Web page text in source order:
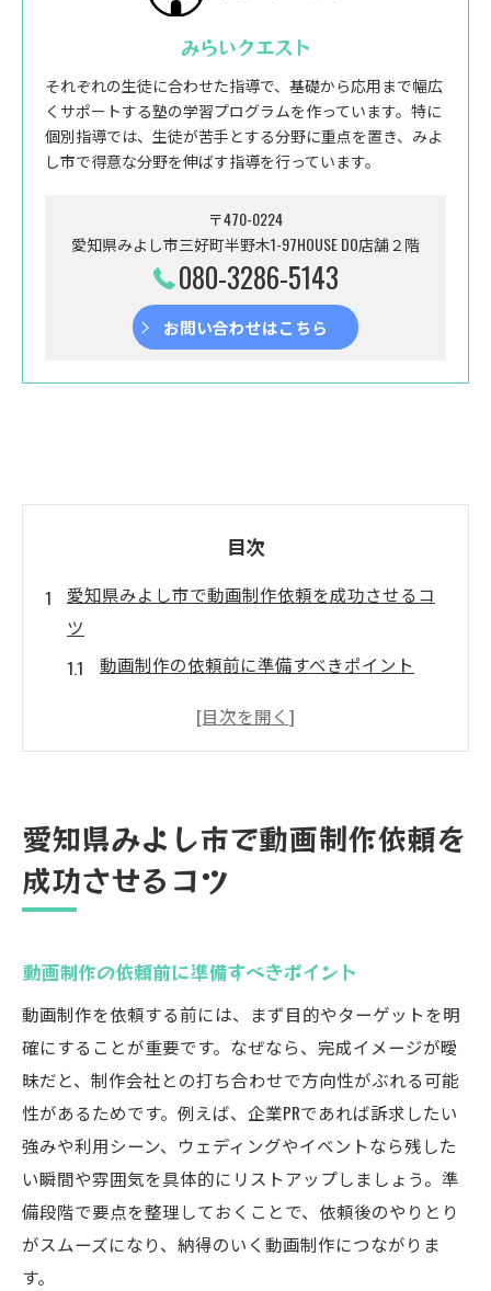
みらいクエスト
それぞれの生徒に合わせた指導で、基礎から応用まで幅広
くサポートする塾の学習プログラムを作っています。特に
個別指導では、生徒が苦手とする分野に重点を置き、みよ
し市で得意な分野を伸ばす指導を行っています。
〒470-0224
愛知県みよし市三好町半野木1-97HOUSE DO店舗２階
080-3286-5143
お問い合わせはこちら
目次
愛知県みよし市で動画制作依頼を成功させるコ
ツ
動画制作の依頼前に準備すべきポイント
依頼時に伝えるべき動画制作の要望整理
動画制作の流れが分かる安心ガイド
容
撮影と編集の流れを把握してスムーズに依
動画制作の進行管理で気を付けたいこと
修正対応や納期調整のポイントを解説
完成後の動画活用方法も制作時に考えよう
依頼前に知っておきたい動画制作の基本
愛知県みよし市で動画制作依頼を
成功させるコツ
動画制作の依頼前に準備すべきポイント
動画制作を依頼する前には、まず目的やターゲットを明
確にすることが重要です。なぜなら、完成イメージが曖
昧だと、制作会社との打ち合わせで方向性がぶれる可能
性があるためです。例えば、企業PRであれば訴求したい
強みや利用シーン、ウェディングやイベントなら残した
い瞬間や雰囲気を具体的にリストアップしましょう。準
備段階で要点を整理しておくことで、依頼後のやりとり
がスムーズになり、納得のいく動画制作につながりま
す。